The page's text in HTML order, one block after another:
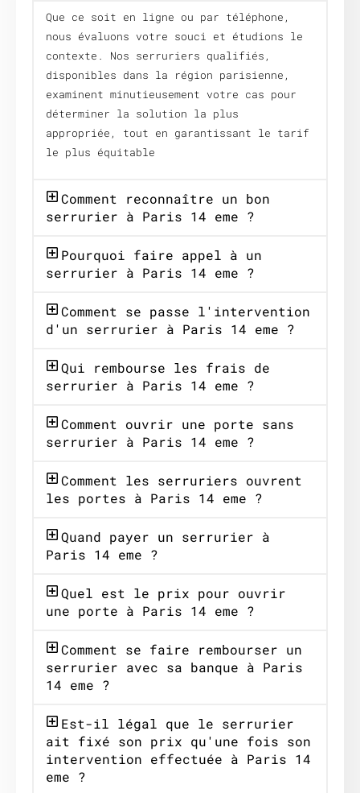
Que ce soit en ligne ou par téléphone,
nous évaluons votre souci et étudions le
contexte. Nos serruriers qualifiés,
disponibles dans la région parisienne,
examinent minutieusement votre cas pour
déterminer la solution la plus
appropriée, tout en garantissant le tarif
le plus équitable
Comment reconnaître un bon
serrurier à Paris 14 eme ?
Pourquoi faire appel à un
serrurier à Paris 14 eme ?
Comment se passe l'intervention
d'un serrurier à Paris 14 eme ?
Qui rembourse les frais de
serrurier à Paris 14 eme ?
Comment ouvrir une porte sans
serrurier à Paris 14 eme ?
Comment les serruriers ouvrent
les portes à Paris 14 eme ?
Quand payer un serrurier à
Paris 14 eme ?
Quel est le prix pour ouvrir
une porte à Paris 14 eme ?
Comment se faire rembourser un
serrurier avec sa banque à Paris
14 eme ?
Est-il légal que le serrurier
ait fixé son prix qu'une fois son
intervention effectuée à Paris 14
eme ?